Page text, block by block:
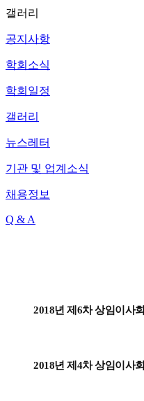
갤러리
공지사항
학회소식
학회일정
갤러리
뉴스레터
기관 및 업계소식
채용정보
Q & A
2018년 제6차 상임이사회
2018년 제4차 상임이사회